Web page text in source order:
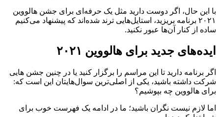
با این حال، اگر دوست دارید مثل یک حرفه‌ای برای جشن هالووین
۲۰۲۱ برنامه بریزید، استایل‌هایی ترند شده‌اند که پیشنهاد می‌کنیم
ساده از کنار آن‌ها عبور نکنید.
ایده‌های جدید برای هالووین ۲۰۲۱
اگر برنامه دارید تا این مراسم را برگزار کنید یا در چنین جشن هایی
شرکت داشته باشید، یکی از اصلی‌ترین سوال‌هایتان این است که:
برای هالووین چه بپوشیم؟
اما لازم نیست نگران باشید؛ ما در ادامه یک فهرست خوب برای